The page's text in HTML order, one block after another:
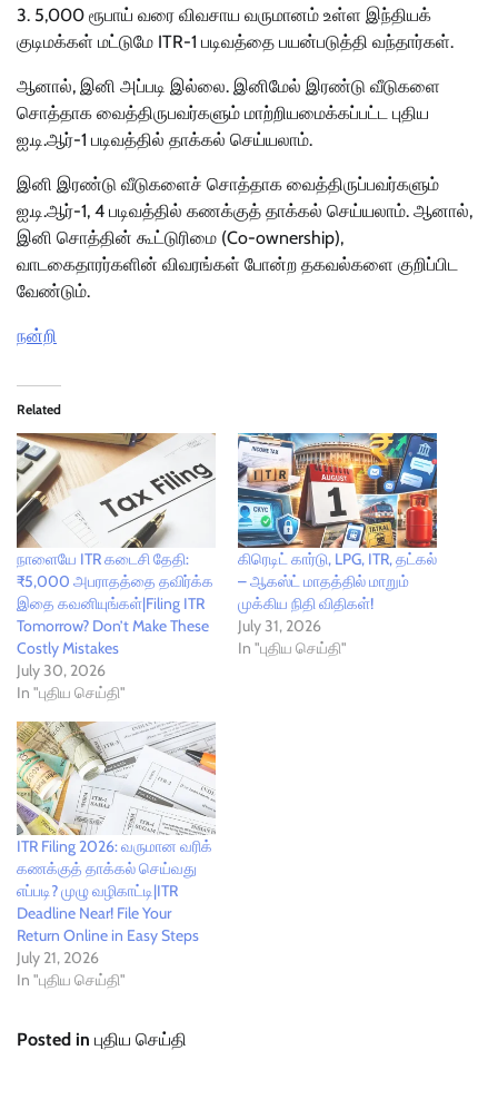
3. 5,000 ரூபாய் வரை விவசாய வருமானம் உள்ள இந்தியக்
குடிமக்கள் மட்டுமே ITR-1 படிவத்தை பயன்படுத்தி வந்தார்கள்.
ஆனால், இனி அப்படி இல்லை. இனிமேல் இரண்டு வீடுகளை
சொத்தாக வைத்திருபவர்களும் மாற்றியமைக்கப்பட்ட புதிய
ஐ.டி.ஆர்-1 படிவத்தில் தாக்கல் செய்யலாம்.
இனி இரண்டு வீடுகளைச் சொத்தாக வைத்திருப்பவர்களும்
ஐ.டி.ஆர்-1, 4 படிவத்தில் கணக்குத் தாக்கல் செய்யலாம். ஆனால்,
இனி சொத்தின் கூட்டுரிமை (Co-ownership),
வாடகைதாரர்களின் விவரங்கள் போன்ற தகவல்களை குறிப்பிட
வேண்டும்.
நன்றி
Related
நாளையே ITR கடைசி தேதி:
₹5,000 அபராதத்தை தவிர்க்க
இதை கவனியுங்கள்|Filing ITR
Tomorrow? Don’t Make These
Costly Mistakes
July 30, 2026
In "புதிய செய்தி"
கிரெடிட் கார்டு, LPG, ITR, தட்கல்
– ஆகஸ்ட் மாதத்தில் மாறும்
முக்கிய நிதி விதிகள்!
July 31, 2026
In "புதிய செய்தி"
ITR Filing 2026: வருமான வரிக்
கணக்குத் தாக்கல் செய்வது
எப்படி? முழு வழிகாட்டி|ITR
Deadline Near! File Your
Return Online in Easy Steps
July 21, 2026
In "புதிய செய்தி"
Posted in புதிய செய்தி